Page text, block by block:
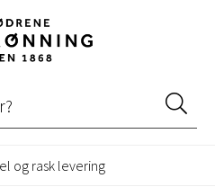
og rask levering